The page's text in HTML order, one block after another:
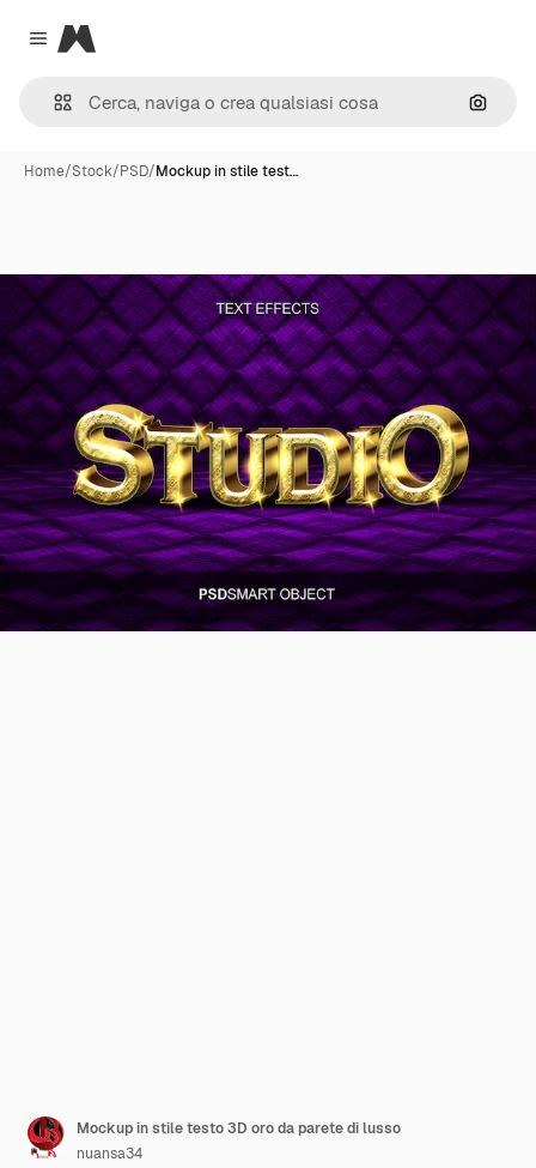
Close menu
Magnific
Cerca
Home/Stock/PSD/Mockup in stile test…
Mockup in stile testo 3D oro da parete di lusso
nuansa34